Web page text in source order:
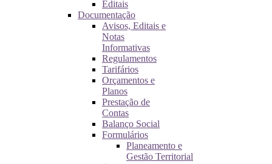
Editais
Documentação
Avisos, Editais e
Notas
Informativas
Regulamentos
Tarifários
Orçamentos e
Planos
Prestação de
Contas
Balanço Social
Formulários
Planeamento e
Gestão Territorial